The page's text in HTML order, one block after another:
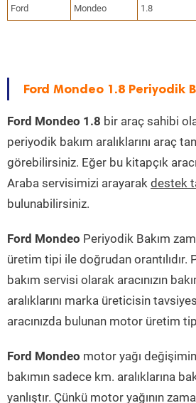
Ford Mondeo 1.8
Ford Mondeo 1.8 Periyodik
Ford Mondeo 1.8 bir araç sahibi
periyodik bakım aralıklarını araç
görebilirsiniz. Eğer bu kitapçık
Araba servisimizi arayarak destek
bulunabilirsiniz.
Ford Mondeo Periyodik Bakım
üretim tipi ile doğrudan orantılıdır.
bakım servisi olarak aracınızın
aralıklarını marka üreticisin
aracınızda bulunan motor üretim
Ford Mondeo motor yağı
bakımın sadece km. aralıklarına
yanlıştır. Çünkü motor yağının